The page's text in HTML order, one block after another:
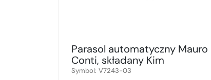
Parasol automatyczny Mauro
Conti, składany Kim
Symbol: V7243-03